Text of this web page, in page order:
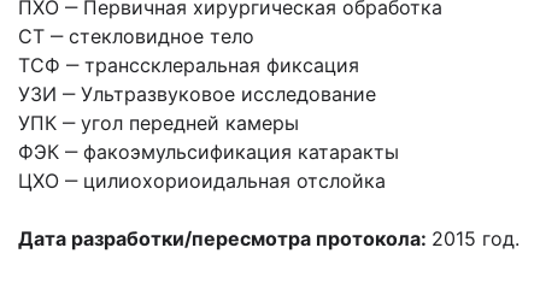
ПХО ‒ Первичная хирургическая обработка
СТ ‒ стекловидное тело
ТСФ ‒ транссклеральная фиксация
УЗИ ‒ Ультразвуковое исследование
УПК ‒ угол передней камеры
ФЭК ‒ факоэмульсификация катаракты
ЦХО ‒ цилиохориоидальная отслойка
Дата разработки/пересмотра протокола: 2015 год.